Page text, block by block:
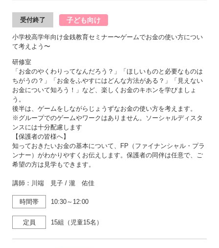
受付終了 子ども向け
小学校高学年向け金銭教育セミナー〜ゲームでお金の使い方につい
て考えよう〜
研修室
「お金のやくわりってなんだろう？」「ほしいものと必要なものは
ちがうの？」「お金をふやすにはどんな方法がある？」「見えない
お金について知ろう！」など、楽しくお金のキホンを学びましょ
う。
後半は、ゲームをしながらじょうずなお金の使い方を考えます。
※グループでのゲームやワークはありません。ソーシャルディスタ
ンスには十分配慮します
【保護者の皆様へ】
知っておきたいお金の基本について、FP（ファイナンシャル・プラ
ンナー）がわかりやすくお伝えします。保護者の同伴は任意で、ご
希望の方は見学もできます。
講師：川端 見子 / 瀧 佑佳
時間帯 10:30～12:00
定員 15組（児童15名）